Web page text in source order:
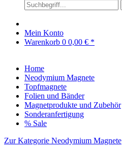
Mein Konto
Warenkorb 0 0,00 € *
Home
Neodymium Magnete
Topfmagnete
Folien und Bänder
Magnetprodukte und Zubehör
Sonderanfertigung
% Sale
Zur Kategorie Neodymium Magnete